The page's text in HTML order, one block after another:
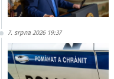
7. srpna 2026 19:37